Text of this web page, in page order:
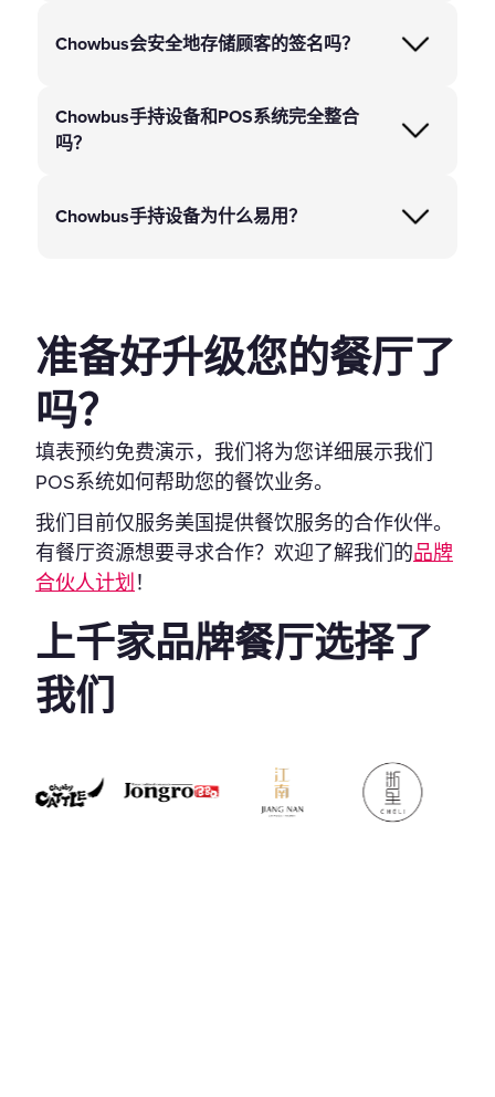
Chowbus会安全地存储顾客的签名吗？
Chowbus手持设备和POS系统完全整合
吗？
Chowbus手持设备为什么易用？
准备好升级您的餐厅了
吗？
填表预约免费演示，我们将为您详细展示我们
POS系统如何帮助您的餐饮业务。
我们目前仅服务美国提供餐饮服务的合作伙伴。
有餐厅资源想要寻求合作？欢迎了解我们的品牌
合伙人计划 ！
上千家品牌餐厅选择了
我们